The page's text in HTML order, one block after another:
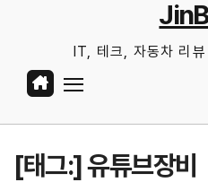
IT, 테크, 자동차 리
[태그:]유튜브장비